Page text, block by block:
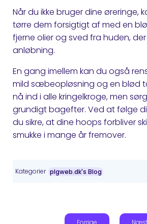
Når du ikke bruger dine øreringe,
tørre dem forsigtigt af med en
fjerne olier og sved fra huden,
anløbning.
En gang imellem kan du også
mild sæbeopløsning og en blød
nå ind i alle kringelkroge, men
grundigt bagefter. Ved at følge
du sikre, at dine hoops forbliver
smukke i mange år fremover.
Kategorier plgweb.dk's Blog
Forrige